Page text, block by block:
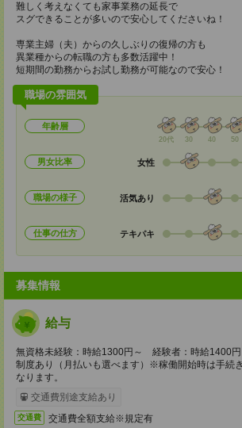
難しく考えなくても家事業務の延長で
スグできることが多いので安心してくださいね！
専業主婦（夫）からの久しぶりの復帰の方も
異業種からの転職の方も多数活躍中！
短期間の勤務からお試し勤務が可能なので安心！
職場の雰囲気
年齢層
20代 30 40 50
男女比率 女性
職場の様子 活気あり
仕事の仕方 テキパキ
募集情報
給与
無資格未経験：時給1300円～ 経験者：時給1400
制度あり（月払いも選べます）※稼働開始時は手続
なります。
交通費別途支給あり
交通費 交通費全額支給※規定有